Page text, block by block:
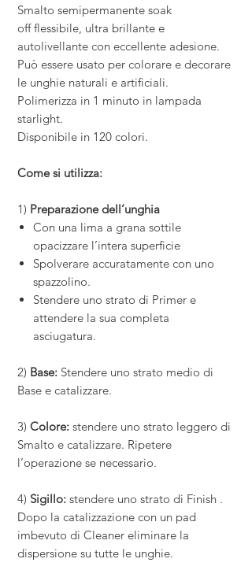
Smalto semipermanente soak
off flessibile, ultra brillante e
autolivellante con eccellente adesione.
Può essere usato per colorare e decorare
le unghie naturali e artificiali.
Polimerizza in 1 minuto in lampada
starlight.
Disponibile in 120 colori.
Come si utilizza:
1) Preparazione dell’unghia
Con una lima a grana sottile
opacizzare l’intera superficie
Spolverare accuratamente con uno
spazzolino.
Stendere uno strato di Primer e
attendere la sua completa
asciugatura.
2) Base: Stendere uno strato medio di
Base e catalizzare.
3) Colore: stendere uno strato leggero di
Smalto e catalizzare. Ripetere
l’operazione se necessario.
4) Sigillo: stendere uno strato di Finish .
Dopo la catalizzazione con un pad
imbevuto di Cleaner eliminare la
dispersione su tutte le unghie.